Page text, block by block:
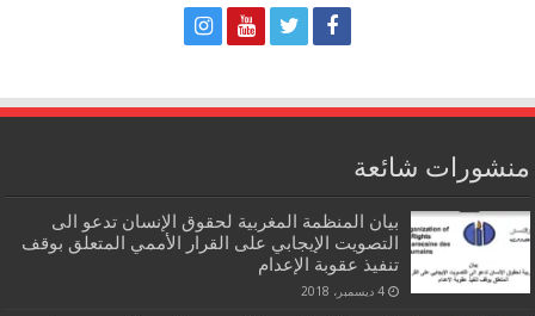
منشورات شائعة
بيان المنظمة المغربية لحقوق الإنسان تدعو الى
التصويت الإيجابي على القرار الأممي المتعلق بوقف
تنفيذ عقوبة الإعدام
4 ديسمبر، 2018